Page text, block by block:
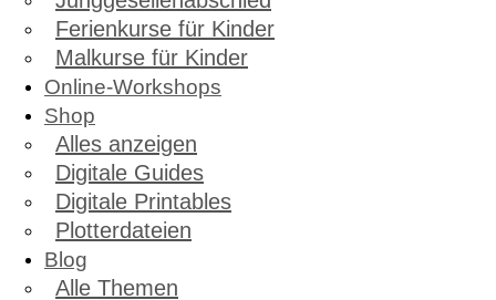
Ferienkurse für Kinder
Malkurse für Kinder
Online-Workshops
Shop
Alles anzeigen
Digitale Guides
Digitale Printables
Plotterdateien
Blog
Alle Themen